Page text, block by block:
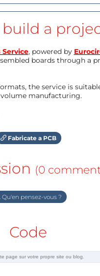
a
Service, powered by
boards through a
the service is
manufacturing.
Fabricate a PCB
(0
Qu'en pensez-vous ?
Code